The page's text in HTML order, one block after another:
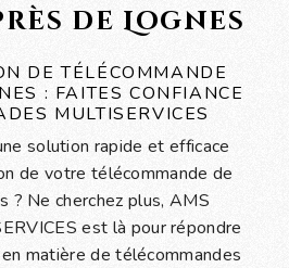
de Lognes
DE TÉLÉCOMMANDE
: FAITES CONFIANCE
MULTISERVICES
solution rapide et efficace
de votre télécommande de
? Ne cherchez plus, AMS
est là pour répondre
matière de télécommandes